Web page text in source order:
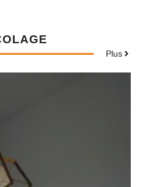
Plus